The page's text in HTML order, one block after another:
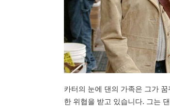
카터의 눈에 댄의 가족은 그가
한 위협을 받고 있습니다. 그는